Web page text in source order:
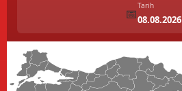
📅Tarih
08.08.2026